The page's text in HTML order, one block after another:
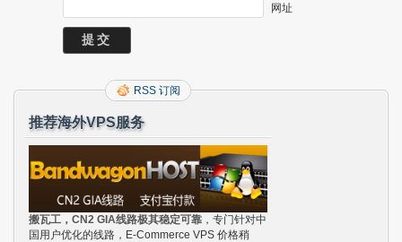
网址
RSS 订阅
推荐海外VPS服务
搬瓦工，CN2 GIA线路极其稳定可靠 ，专门针对中
国用户优化的线路，E-Commerce VPS 价格稍